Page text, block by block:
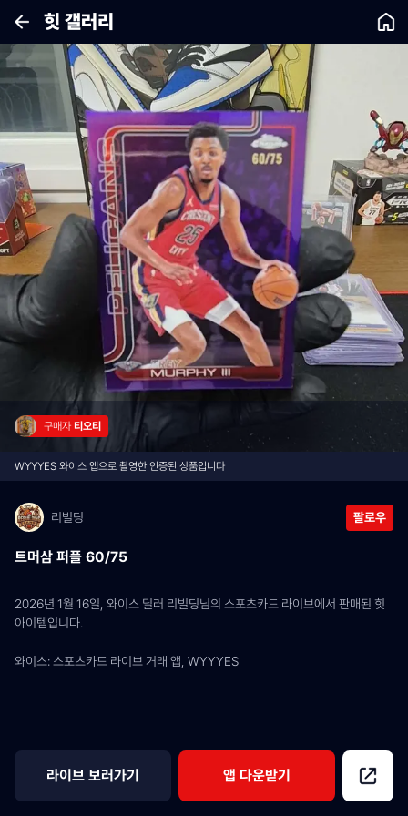
힛 갤러리
구매자 티오티
WYYYES 와이스 앱으로 촬영한 인증된 상품입니다
리빌딩 팔로우
트머삼 퍼플 60/75
2026년 1월 16일, 와이스 딜러 리빌딩님의 스포츠카드 라이브에서 판매된 힛
아이템입니다.
와이스: 스포츠카드 라이브 거래 앱, WYYYES
라이브 보러가기 앱 다운받기